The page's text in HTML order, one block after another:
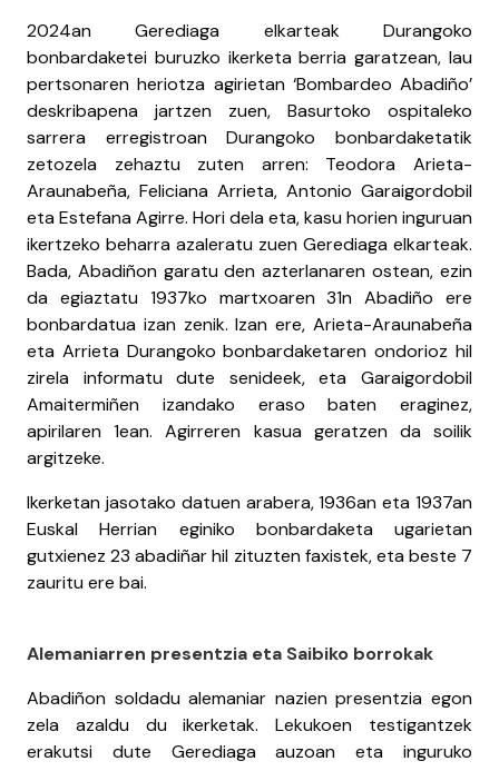
2024an Gerediaga elkarteak Durangoko
bonbardaketei buruzko ikerketa berria garatzean, lau
pertsonaren heriotza agirietan ‘Bombardeo Abadiño’
deskribapena jartzen zuen, Basurtoko ospitaleko
sarrera erregistroan Durangoko bonbardaketatik
zetozela zehaztu zuten arren: Teodora Arieta-
Araunabeña, Feliciana Arrieta, Antonio Garaigordobil
eta Estefana Agirre. Hori dela eta, kasu horien inguruan
ikertzeko beharra azaleratu zuen Gerediaga elkarteak.
Bada, Abadiñon garatu den azterlanaren ostean, ezin
da egiaztatu 1937ko martxoaren 31n Abadiño ere
bonbardatua izan zenik. Izan ere, Arieta-Araunabeña
eta Arrieta Durangoko bonbardaketaren ondorioz hil
zirela informatu dute senideek, eta Garaigordobil
Amaitermiñen izandako eraso baten eraginez,
apirilaren 1ean. Agirreren kasua geratzen da soilik
argitzeke.
Ikerketan jasotako datuen arabera, 1936an eta 1937an
Euskal Herrian eginiko bonbardaketa ugarietan
gutxienez 23 abadiñar hil zituzten faxistek, eta beste 7
zauritu ere bai.
Alemaniarren presentzia eta Saibiko borrokak
Abadiñon soldadu alemaniar nazien presentzia egon
zela azaldu du ikerketak. Lekukoen testigantzek
erakutsi dute Gerediaga auzoan eta inguruko